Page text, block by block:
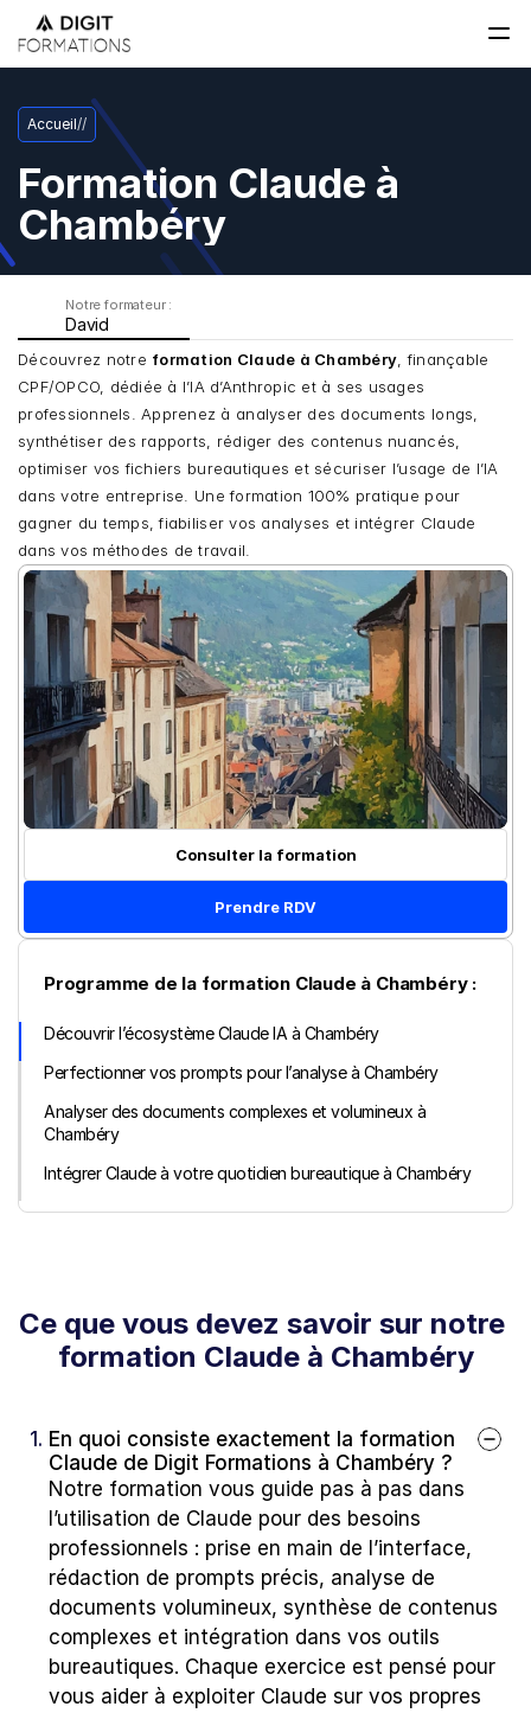
Notre formateur :
David
Découvrez notre formation Claude à Chambéry , finançable
CPF/OPCO, dédiée à l’IA d’Anthropic et à ses usages
professionnels. Apprenez à analyser des documents longs,
synthétiser des rapports, rédiger des contenus nuancés,
optimiser vos fichiers bureautiques et sécuriser l’usage de l’IA
dans votre entreprise. Une formation 100% pratique pour
gagner du temps, fiabiliser vos analyses et intégrer Claude
dans vos méthodes de travail.
Programme de la formation Claude à Chambéry :
Découvrir l’écosystème Claude IA à Chambéry
Perfectionner vos prompts pour l’analyse à Chambéry
Analyser des documents complexes et volumineux à
Chambéry
Intégrer Claude à votre quotidien bureautique à Chambéry
Consulter la formation
Prendre RDV
Ce que vous devez savoir sur notre
formation Claude à Chambéry
1. En quoi consiste exactement la formation
Claude de Digit Formations à Chambéry ?
Notre formation vous guide pas à pas dans
l’utilisation de Claude pour des besoins
professionnels : prise en main de l’interface,
rédaction de prompts précis, analyse de
documents volumineux, synthèse de contenus
complexes et intégration dans vos outils
bureautiques. Chaque exercice est pensé pour
vous aider à exploiter Claude sur vos propres
Accueil//
Formation Claude à
Chambéry